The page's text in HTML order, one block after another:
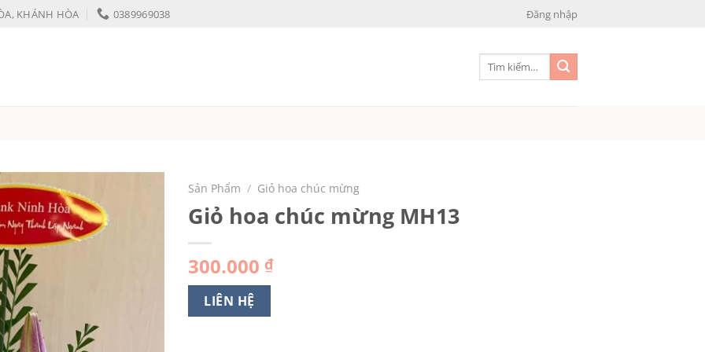
KHÁNH HÒA 0389969038 Đăng nhập
Tìm
Sản Phẩm / Giỏ hoa chúc mừng
Giỏ hoa chúc mừng MH13
300.000 ₫
LIÊN HỆ